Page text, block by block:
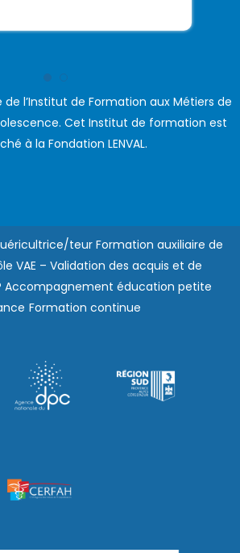
de l’Institut de Formation aux Métiers de
Cet Institut de formation est
à la Fondation LENVAL.
teur Formation auxiliaire de
VAE – Validation des acquis et de
Accompagnement éducation petite
Formation continue